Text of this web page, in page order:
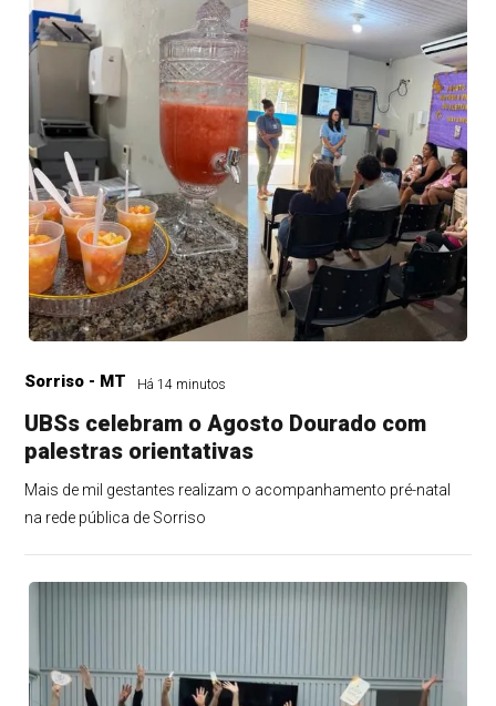
Sorriso - MT Há 14 minutos
UBSs celebram o Agosto Dourado com
palestras orientativas
Mais de mil gestantes realizam o acompanhamento pré-natal
na rede pública de Sorriso